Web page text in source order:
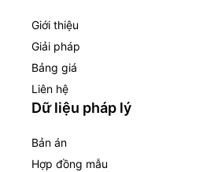
Giới thiệu
Giải pháp
Bảng giá
Liên hệ
Dữ liệu pháp lý
Bản án
Hợp đồng mẫu